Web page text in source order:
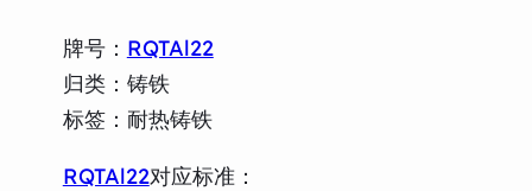
牌号： RQTAl22
归类：铸铁
标签：耐热铸铁
RQTAl22对应标准：